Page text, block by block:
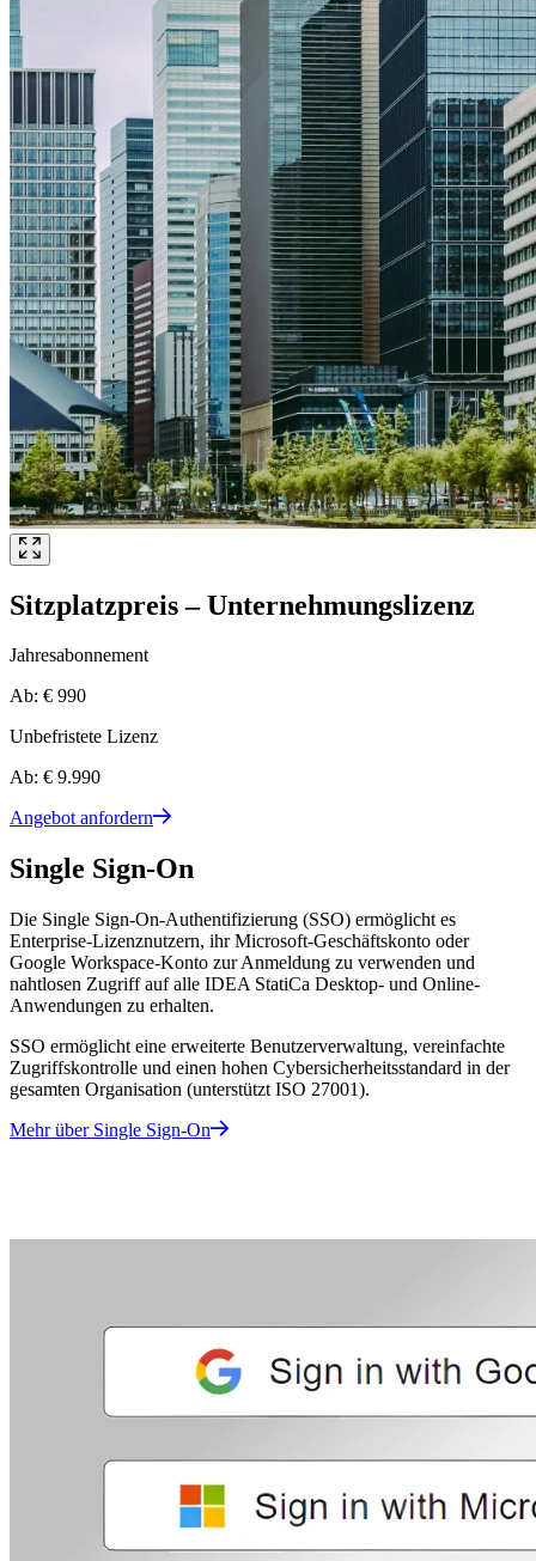
Sitzplatzpreis – Unternehmungslizenz
Jahresabonnement
Ab: € 990
Unbefristete Lizenz
Ab: € 9.990
Angebot anfordern
Single Sign-On
Die Single Sign-On-Authentifizierung (SSO) ermöglicht es
Enterprise-Lizenznutzern, ihr Microsoft-Geschäftskonto oder
Google Workspace-Konto zur Anmeldung zu verwenden und
nahtlosen Zugriff auf alle IDEA StatiCa Desktop- und Online-
Anwendungen zu erhalten.
SSO ermöglicht eine erweiterte Benutzerverwaltung, vereinfachte
Zugriffskontrolle und einen hohen Cybersicherheitsstandard in der
gesamten Organisation (unterstützt ISO 27001).
Mehr über Single Sign-On